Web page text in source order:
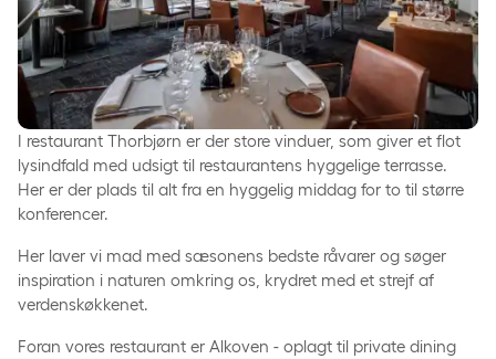
I restaurant Thorbjørn er der store vinduer, som giver et flot
lysindfald med udsigt til restaurantens hyggelige terrasse.
Her er der plads til alt fra en hyggelig middag for to til større
konferencer.
Her laver vi mad med sæsonens bedste råvarer og søger
inspiration i naturen omkring os, krydret med et strejf af
verdenskøkkenet.
Foran vores restaurant er Alkoven - oplagt til private dining